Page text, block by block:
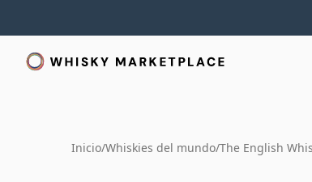
Inicio/Whiskies del mundo/The English